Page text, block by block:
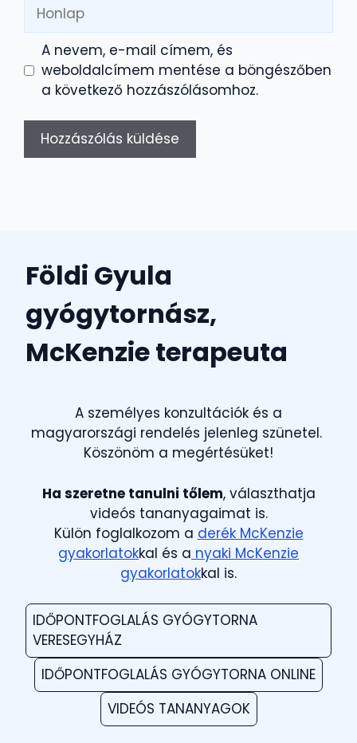
A nevem, e-mail címem, és
weboldalcímem mentése a böngészőben
a következő hozzászólásomhoz.
Földi Gyula
gyógytornász,
McKenzie terapeuta
A személyes konzultációk és a
magyarországi rendelés jelenleg szünetel.
Köszönöm a megértésüket!
Ha szeretne tanulni tőlem, választhatja
videós tananyagaimat is.
Külön foglalkozom a derék McKenzie
gyakorlatokkal és a nyaki McKenzie
gyakorlatokkal is.
IDŐPONTFOGLALÁS GYÓGYTORNA
VERESEGYHÁZ
IDŐPONTFOGLALÁS GYÓGYTORNA ONLINE
VIDEÓS TANANYAGOK